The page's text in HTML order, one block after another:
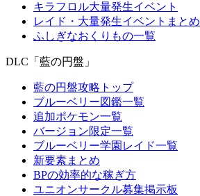
キラフロル大量発生イベント
レイド・大量発生イベントまとめ
ふしぎなおくりもの一覧
DLC「藍の円盤」
藍の円盤攻略トップ
ブルーベリー図鑑一覧
追加ポケモン一覧
バージョン限定一覧
ブルーベリー学園レイド一覧
新要素まとめ
BPの効率的な稼ぎ方
ユニオンサークル募集掲示板